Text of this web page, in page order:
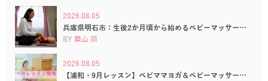
2026.08.05
兵庫県明石市：生後2か月頃から始めるベビーマッサー…
BY 築山 萌
2026.08.05
【浦和・9月レッスン】ベビママヨガ＆ベビーマッサー…